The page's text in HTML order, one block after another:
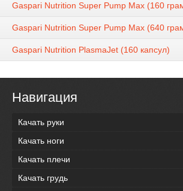
Gaspari Nutrition Super Pump Max (160
Gaspari Nutrition Super Pump Max (640
Gaspari Nutrition PlasmaJet (160 капсул)
Навигация
Качать руки
Качать ноги
Качать плечи
Качать грудь